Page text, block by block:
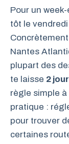
Pour un
tôt le
Nantes
plupart des
te laisse 2
règle simple
pratique :
pour trouver
certaines